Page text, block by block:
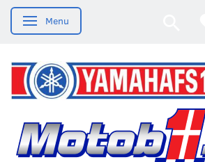
Skifte navigation
Menu